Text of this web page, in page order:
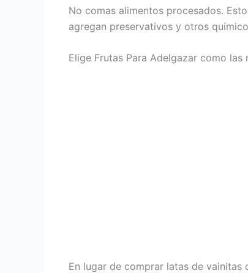
No comas alimentos procesados.
agregan preservativos y otros
Elige Frutas Para Adelgazar como
En lugar de comprar latas de